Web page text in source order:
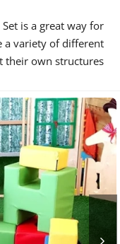
is a great way for
a variety of different
their own structures.